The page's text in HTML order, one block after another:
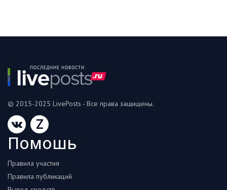
© 2015-2025 LivePosts - Все права защищены.
Z
Помошь
Правила участия
Правила публикаций